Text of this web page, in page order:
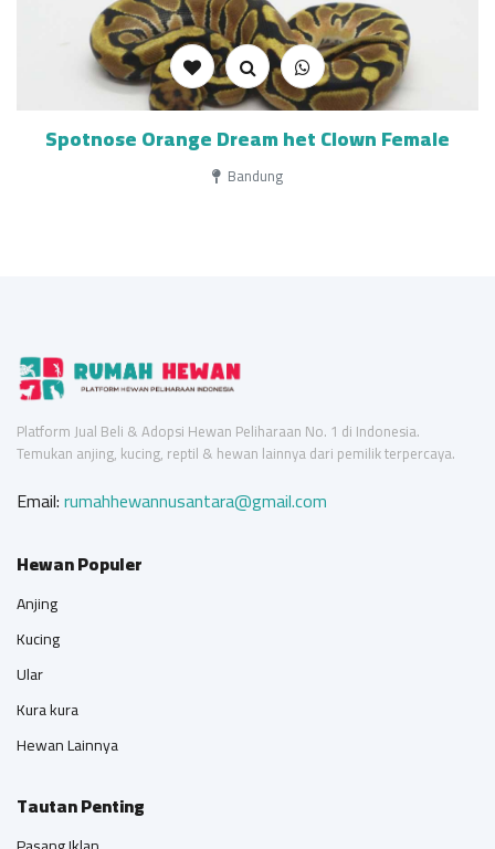
Spotnose Orange Dream het Clown Female
Bandung
Platform Jual Beli & Adopsi Hewan Peliharaan No. 1 di Indonesia.
Temukan anjing, kucing, reptil & hewan lainnya dari pemilik terpercaya.
Email:rumahhewannusantara@gmail.com
Hewan Populer
Anjing
Kucing
Ular
Kura kura
Hewan Lainnya
Tautan Penting